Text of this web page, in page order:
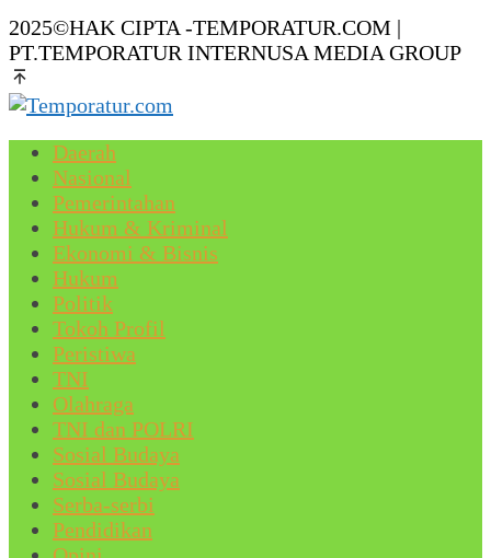
2025©HAK CIPTA -TEMPORATUR.COM |
PT.TEMPORATUR INTERNUSA MEDIA GROUP
Daerah
Nasional
Pemerintahan
Hukum & Kriminal
Ekonomi & Bisnis
Hukum
Politik
Tokoh Profil
Peristiwa
TNI
Olahraga
TNI dan POLRI
Sosial Budaya
Sosial Budaya
Serba-serbi
Pendidikan